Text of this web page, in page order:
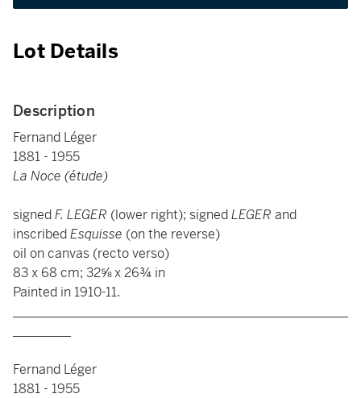
Lot Details
Description
Fernand Léger
1881 - 1955
La Noce (étude)
signedF. LEGER (lower right); signedLEGER and
inscribedEsquisse (on the reverse)
oil on canvas (recto verso)
83 x 68 cm; 32⅝ x 26¾ in
Painted in 1910-11.
Fernand Léger
1881 - 1955